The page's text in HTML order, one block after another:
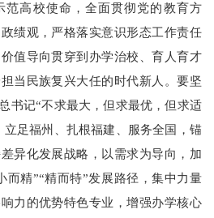
范高校使命，全面贯彻党的教育方
绩观，严格落实意识形态工作责任
值导向贯穿到办学治校、育人育才
当民族复兴大任的时代新人。要坚
书记“不求最大，但求最优，但求适
足福州、扎根福建、服务全国，锚
异化发展战略，以需求为导向，加
而精”“精而特”发展路径，集中力量
力的优势特色专业，增强办学核心